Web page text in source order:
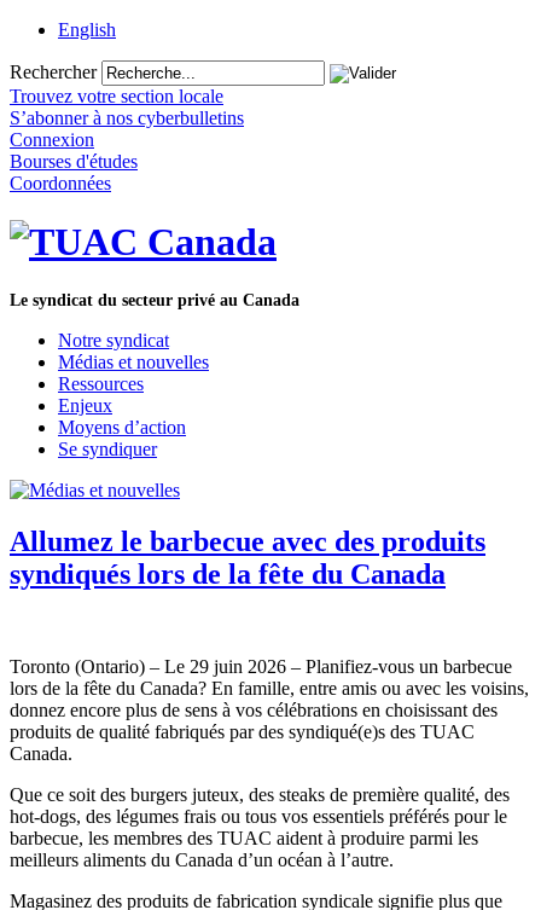
English
Rechercher
Trouvez votre section locale
S’abonner à nos cyberbulletins
Connexion
Bourses d'études
Coordonnées
Le syndicat du secteur privé au Canada
Notre syndicat
Médias et nouvelles
Ressources
Enjeux
Moyens d’action
Se syndiquer
Allumez le barbecue avec des produits
syndiqués lors de la fête du Canada
Toronto (Ontario) – Le 29 juin 2026 – Planifiez-vous un barbecue
lors de la fête du Canada? En famille, entre amis ou avec les voisins,
donnez encore plus de sens à vos célébrations en choisissant des
produits de qualité fabriqués par des syndiqué(e)s des TUAC
Canada.
Que ce soit des burgers juteux, des steaks de première qualité, des
hot-dogs, des légumes frais ou tous vos essentiels préférés pour le
barbecue, les membres des TUAC aident à produire parmi les
meilleurs aliments du Canada d’un océan à l’autre.
Magasinez des produits de fabrication syndicale signifie plus que